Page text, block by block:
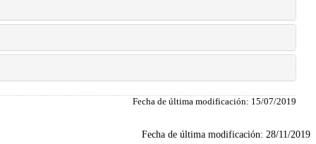
Fecha de última modificación: 15/07/2019
Fecha de última modificación: 28/11/2019